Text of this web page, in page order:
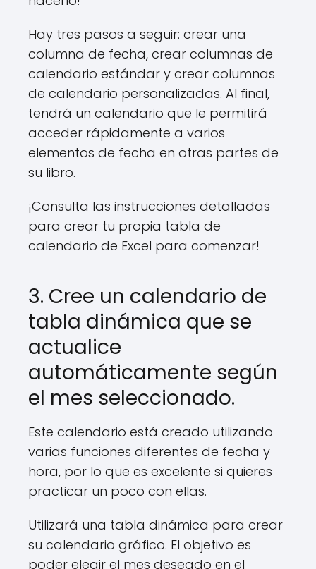
Hay tres pasos a seguir: crear una
columna de fecha, crear columnas de
calendario estándar y crear columnas
de calendario personalizadas. Al final,
tendrá un calendario que le permitirá
acceder rápidamente a varios
elementos de fecha en otras partes de
su libro.
¡Consulta las instrucciones detalladas
para crear tu propia tabla de
calendario de Excel para comenzar!
3. Cree un calendario de
tabla dinámica que se
actualice
automáticamente según
el mes seleccionado.
Este calendario está creado utilizando
varias funciones diferentes de fecha y
hora, por lo que es excelente si quieres
practicar un poco con ellas.
Utilizará una tabla dinámica para crear
su calendario gráfico. El objetivo es
poder elegir el mes deseado en el